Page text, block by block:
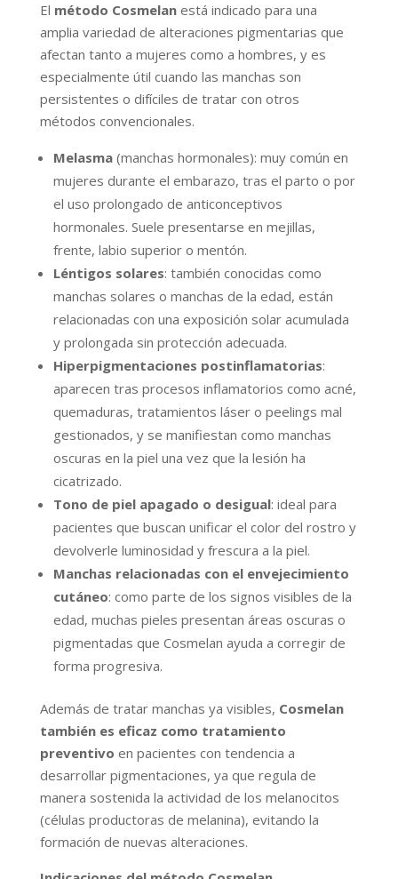
El método Cosmelanestá indicado para una
amplia variedad de alteraciones pigmentarias que
afectan tanto a mujeres como a hombres, y es
especialmente útil cuando las manchas son
persistentes o difíciles de tratar con otros
métodos convencionales.
Melasma(manchas hormonales): muy común en
mujeres durante el embarazo, tras el parto o por
el uso prolongado de anticonceptivos
hormonales. Suele presentarse en mejillas,
frente, labio superior o mentón.
Léntigos solares: también conocidas como
manchas solares o manchas de la edad, están
relacionadas con una exposición solar acumulada
y prolongada sin protección adecuada.
Hiperpigmentaciones postinflamatorias:
aparecen tras procesos inflamatorios como acné,
quemaduras, tratamientos láser o peelings mal
gestionados, y se manifiestan como manchas
oscuras en la piel una vez que la lesión ha
cicatrizado.
Tono de piel apagado o desigual: ideal para
pacientes que buscan unificar el color del rostro y
devolverle luminosidad y frescura a la piel.
Manchas relacionadas con el envejecimiento
cutáneo: como parte de los signos visibles de la
edad, muchas pieles presentan áreas oscuras o
pigmentadas que Cosmelan ayuda a corregir de
forma progresiva.
Además de tratar manchas ya visibles, Cosmelan
también es eficaz como tratamiento
preventivo en pacientes con tendencia a
desarrollar pigmentaciones, ya que regula de
manera sostenida la actividad de los melanocitos
(células productoras de melanina), evitando la
formación de nuevas alteraciones.